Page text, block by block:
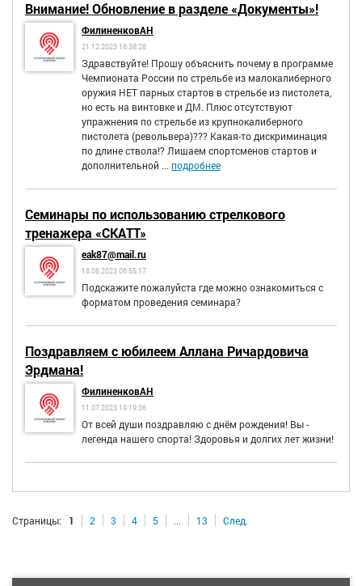
Внимание! Обновление в разделе «Документы»!
ФилиненковАН
21.12.2023 16:38:28
Здравствуйте! Прошу объяснить почему в программе
Чемпионата России по стрельбе из малокалиберного
оружия НЕТ парных стартов в стрельбе из пистолета,
но есть на винтовке и ДМ. Плюс отсутствуют
упражнения по стрельбе из крупнокалиберного
пистолета (револьвера)??? Какая-то дискриминация
по длине ствола!? Лишаем спортсменов стартов и
дополнительной ... подробнее
Семинары по использованию стрелкового
тренажера «СКАТТ»
eak87@mail.ru
18.08.2023 06:55:17
Подскажите пожалуйста где можно ознакомиться с
форматом проведения семинара?
Поздравляем с юбилеем Аллана Ричардовича
Эрдмана!
ФилиненковАН
11.07.2023 19:19:36
От всей души поздравляю с днём рождения! Вы -
легенда нашего спорта! Здоровья и долгих лет жизни!
Страницы: 1 2 3 4 5 ... 13 След.